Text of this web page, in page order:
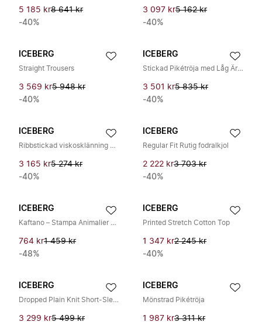
5 185 kr8 641 kr
-40%
3 097 kr5 162 kr
-40%
ICEBERG
Straight Trousers
3 569 kr5 948 kr
-40%
ICEBERG
Stickad Pikétröja med Låg Ärmlinje
3 501 kr5 835 kr
-40%
ICEBERG
Ribbstickad viskosklänning med flätade knytband
3 165 kr5 274 kr
-40%
ICEBERG
Regular Fit Rutig fodralkjol
2 222 kr3 703 kr
-40%
ICEBERG
Kaftano – Stampa Animalier & Banda Logo
764 kr1 459 kr
-48%
ICEBERG
Printed Stretch Cotton Top
1 347 kr2 245 kr
-40%
ICEBERG
Dropped Plain Knit Short-Sleeved Polo Sweater
3 299 kr5 499 kr
ICEBERG
Mönstrad Pikétröja
1 987 kr3 311 kr